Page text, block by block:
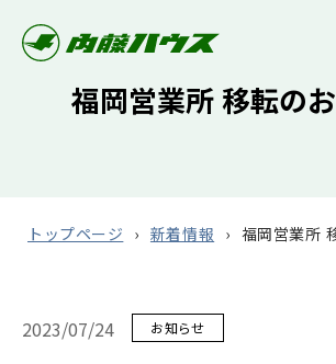
福岡営業所 移転の
トップページ 新着情報 福岡営業所
2023/07/24 お知らせ